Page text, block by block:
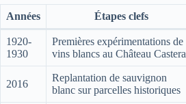
Années Étapes clefs
1920-
1930
Premières expérimentations de
vins blancs au Château Castera
2016
Replantation de sauvignon
blanc sur parcelles historiques